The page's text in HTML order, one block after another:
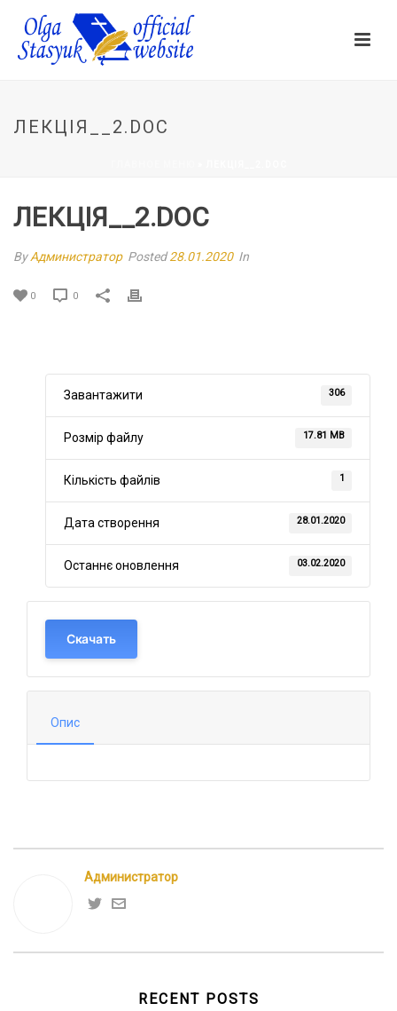
ЛЕКЦІЯ__2.DOC
ЛЕКЦІЯ__2.DOC
ByАдминистратор Posted28.01.2020 In
0 0
Завантажити 306
Розмір файлу 17.81 MB
Кількість файлів 1
Дата створення 28.01.2020
Останнє оновлення 03.02.2020
Скачать
Опис
Администратор
RECENT POSTS